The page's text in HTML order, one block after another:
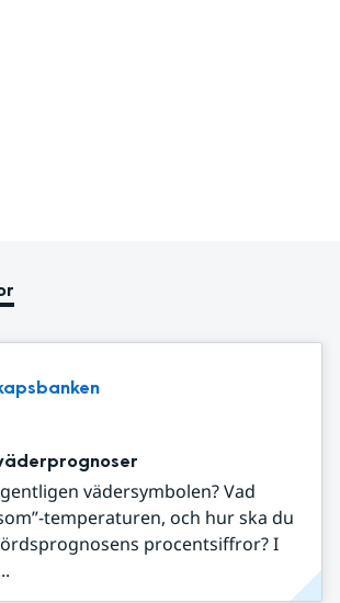
vädersymbolen? Vad
temperaturen, och hur ska du
procentsiffror? I